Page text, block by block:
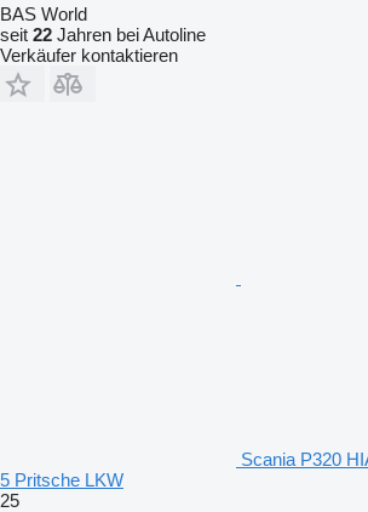
BAS World
seit 22 Jahren bei Autoline
Verkäufer kontaktieren
Scania P320
5 Pritsche LKW
25